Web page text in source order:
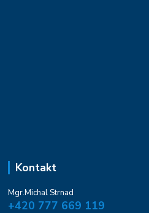
Kontakt
Mgr.Michal Strnad
+420 777 669 119